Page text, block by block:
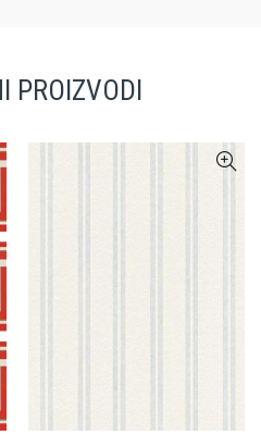
PROIZVODI